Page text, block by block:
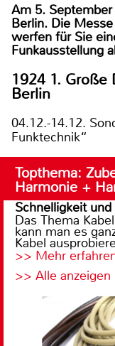
Am 5.
Berlin. Die
werfen für Sie
Funkausstellung
1924 1. Große
Berlin
04.12.-14.12.
Funktechnik“
Topthema:
Harmonie +
Schnelligkeit
Das Thema
kann man es
Kabel
>> Mehr
>> Alle anzeigen